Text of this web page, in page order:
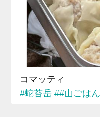
コマッティ
#蛇苔岳 ##山ごはん